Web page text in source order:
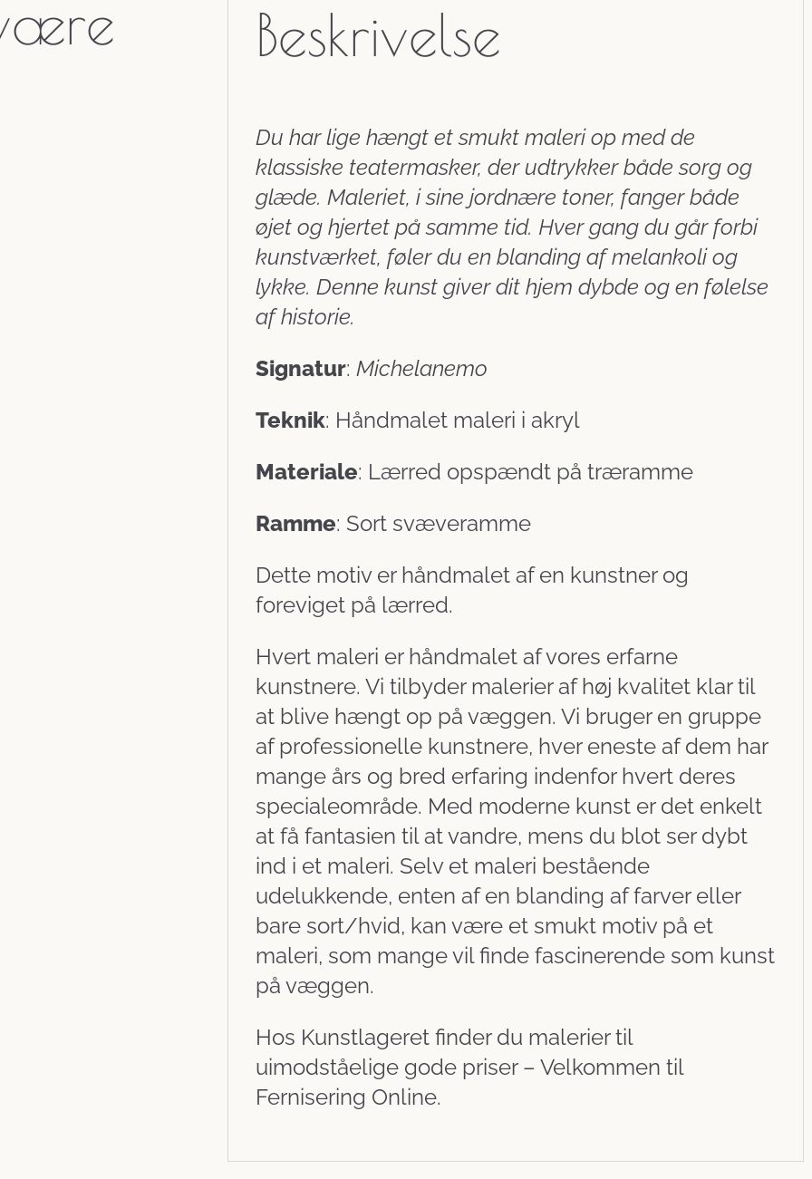
Beskrivelse
Du har lige hængt et smukt maleri op med de
klassiske teatermasker, der udtrykker både sorg og
glæde. Maleriet, i sine jordnære toner, fanger både
øjet og hjertet på samme tid. Hver gang du går forbi
kunstværket, føler du en blanding af melankoli og
lykke. Denne kunst giver dit hjem dybde og en følelse
af historie.
Signatur: Michelanemo
Teknik: Håndmalet maleri i akryl
Materiale: Lærred opspændt på træramme
Ramme: Sort svæveramme
Dette motiv er håndmalet af en kunstner og
foreviget på lærred.
Hvert maleri er håndmalet af vores erfarne
kunstnere. Vi tilbyder malerier af høj kvalitet klar til
at blive hængt op på væggen. Vi bruger en gruppe
af professionelle kunstnere, hver eneste af dem har
mange års og bred erfaring indenfor hvert deres
specialeområde. Med moderne kunst er det enkelt
at få fantasien til at vandre, mens du blot ser dybt
ind i et maleri. Selv et maleri bestående
udelukkende, enten af en blanding af farver eller
bare sort/hvid, kan være et smukt motiv på et
maleri, som mange vil finde fascinerende som kunst
på væggen.
Hos Kunstlageret finder du malerier til
uimodståelige gode priser – Velkommen til
Fernisering Online.